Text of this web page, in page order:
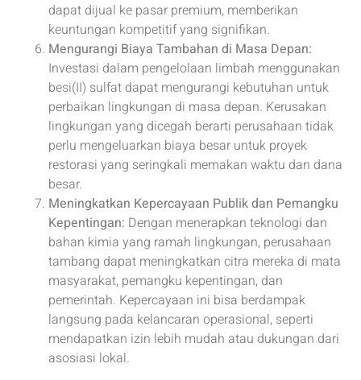
dapat dijual ke pasar premium, memberikan
keuntungan kompetitif yang signifikan.
Mengurangi Biaya Tambahan di Masa Depan:
Investasi dalam pengelolaan limbah menggunakan
besi(II) sulfat dapat mengurangi kebutuhan untuk
perbaikan lingkungan di masa depan. Kerusakan
lingkungan yang dicegah berarti perusahaan tidak
perlu mengeluarkan biaya besar untuk proyek
restorasi yang seringkali memakan waktu dan dana
besar.
Meningkatkan Kepercayaan Publik dan Pemangku
Kepentingan: Dengan menerapkan teknologi dan
bahan kimia yang ramah lingkungan, perusahaan
tambang dapat meningkatkan citra mereka di mata
masyarakat, pemangku kepentingan, dan
pemerintah. Kepercayaan ini bisa berdampak
langsung pada kelancaran operasional, seperti
mendapatkan izin lebih mudah atau dukungan dari
asosiasi lokal.